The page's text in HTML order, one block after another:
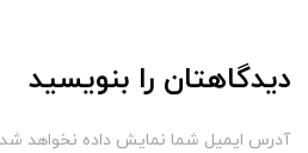
دیدگاهتان را بنویسید
آدرس ایمیل شما نمایش داده نخواهد شد.